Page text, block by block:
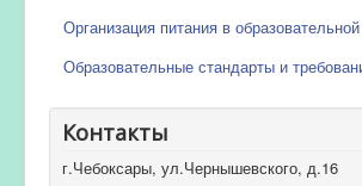
Организация питания в
Образовательные стандарты и
Контакты
г.Чебоксары, ул.Чернышевского, д.16